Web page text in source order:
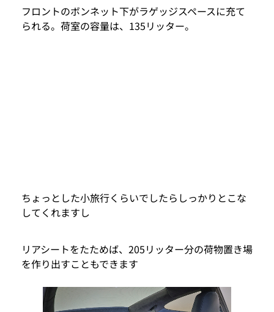
フロントのボンネット下がラゲッジスペースに充て
られる。荷室の容量は、135リッター。
ちょっとした小旅行くらいでしたらしっかりとこな
してくれますし
リアシートをたためば、205リッター分の荷物置き場
を作り出すこともできます